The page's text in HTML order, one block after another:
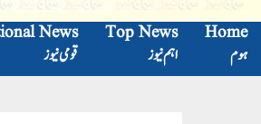
Home
ہوم
Top News
اہم نیوز
News
قومی نیوز